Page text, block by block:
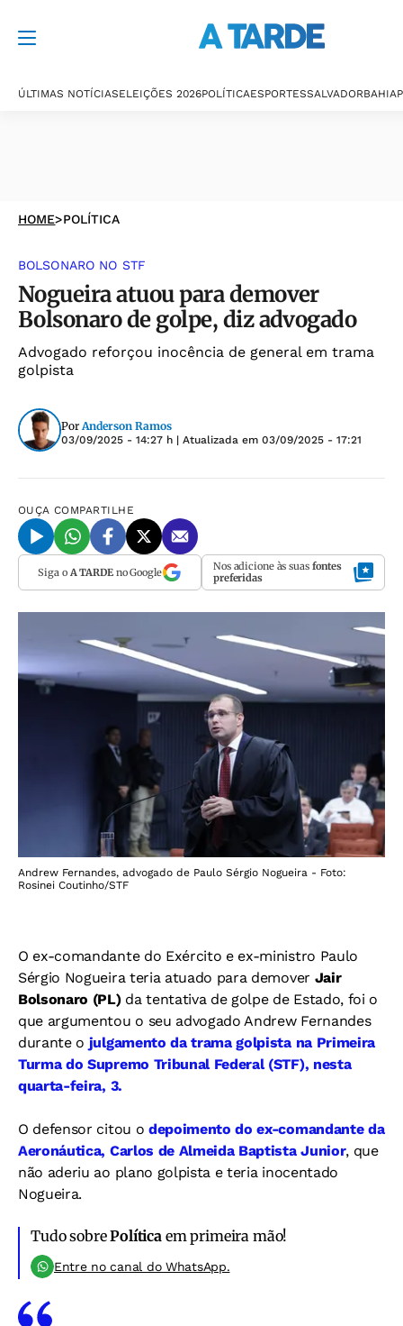
ÚLTIMAS NOTÍCIASELEIÇÕES 2026POLÍTICAESPORTESSALVADORBAHIA
HOME>POLÍTICA
BOLSONARO NO STF
Nogueira atuou para demover
Bolsonaro de golpe, diz advogado
Advogado reforçou inocência de general em trama
golpista
Por Anderson Ramos
03/09/2025 - 14:27 h | Atualizada em 03/09/2025 - 17:21
OUÇA COMPARTILHE
Siga o A TARDEno Google Nos adicione às suas fontes
preferidas
Andrew Fernandes, advogado de Paulo Sérgio Nogueira - Foto:
Rosinei Coutinho/STF
O ex-comandante do Exército e ex-ministro Paulo
Sérgio Nogueira teria atuado para demover Jair
Bolsonaro (PL)da tentativa de golpe de Estado, foi o
que argumentou o seu advogado Andrew Fernandes
durante o julgamento da trama golpista na Primeira
Turma do Supremo Tribunal Federal (STF), nesta
quarta-feira, 3.
O defensor citou o depoimento do ex-comandante da
Aeronáutica, Carlos de Almeida Baptista Junior, que
não aderiu ao plano golpista e teria inocentado
Nogueira.
Tudo sobrePolíticaem primeira mão!
Entre no canal do WhatsApp.